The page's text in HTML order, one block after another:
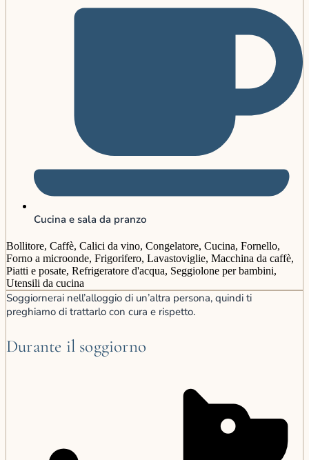
Cucina e sala da pranzo
Bollitore, Caffè, Calici da vino, Congelatore, Cucina, Fornello,
Forno a microonde, Frigorifero, Lavastoviglie, Macchina da caffè,
Piatti e posate, Refrigeratore d'acqua, Seggiolone per bambini,
Utensili da cucina
Soggiornerai nell’alloggio di un’altra persona, quindi ti
preghiamo di trattarlo con cura e rispetto.
Durante il soggiorno